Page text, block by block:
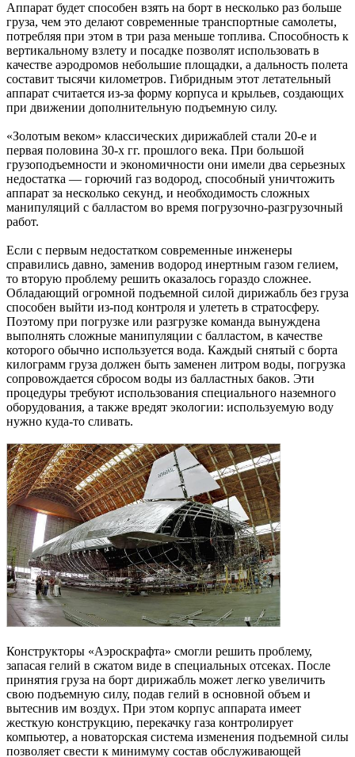
Аппарат будет способен взять на борт в несколько раз больше
груза, чем это делают современные транспортные самолеты,
потребляя при этом в три раза меньше топлива. Способность к
вертикальному взлету и посадке позволят использовать в
качестве аэродромов небольшие площадки, а дальность полета
составит тысячи километров. Гибридным этот летательный
аппарат считается из-за форму корпуса и крыльев, создающих
при движении дополнительную подъемную силу.
«Золотым веком» классических дирижаблей стали 20-е и
первая половина 30-х гг. прошлого века. При большой
грузоподъемности и экономичности они имели два серьезных
недостатка — горючий газ водород, способный уничтожить
аппарат за несколько секунд, и необходимость сложных
манипуляций с балластом во время погрузочно-разгрузочный
работ.
Если с первым недостатком современные инженеры
справились давно, заменив водород инертным газом гелием,
то вторую проблему решить оказалось гораздо сложнее.
Обладающий огромной подъемной силой дирижабль без груза
способен выйти из-под контроля и улететь в стратосферу.
Поэтому при погрузке или разгрузке команда вынуждена
выполнять сложные манипуляции с балластом, в качестве
которого обычно используется вода. Каждый снятый с борта
килограмм груза должен быть заменен литром воды, погрузка
сопровождается сбросом воды из балластных баков. Эти
процедуры требуют использования специального наземного
оборудования, а также вредят экологии: используемую воду
нужно куда-то сливать.
Конструкторы «Аэроскрафта» смогли решить проблему,
запасая гелий в сжатом виде в специальных отсеках. После
принятия груза на борт дирижабль может легко увеличить
свою подъемную силу, подав гелий в основной объем и
вытеснив им воздух. При этом корпус аппарата имеет
жесткую конструкцию, перекачку газа контролирует
компьютер, а новаторская система изменения подъемной силы
позволяет свести к минимуму состав обслуживающей